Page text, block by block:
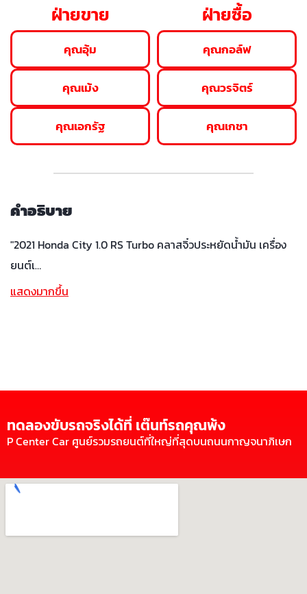
ฝ่ายขาย
คุณอุ้ม
คุณเม้ง
คุณเอกรัฐ
ฝ่ายซื้อ
คุณกอล์ฟ
คุณวรจิตร์
คุณเกชา
คำอธิบาย
"2021 Honda City 1.0 RS Turbo คลาสจิ๋วประหยัดน้ำมัน เครื่อง
ยนต์เ…
แสดงมากขึ้น
ทดลองขับรถจริงได้ที่ เต๊นท์รถคุณพ้ง
P Center Car ศูนย์รวมรถยนต์ที่ใหญ่ที่สุดบนถนนกาญจนาภิเษก